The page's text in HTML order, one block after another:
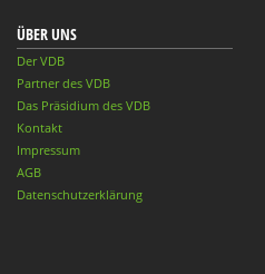
ÜBER UNS
Der VDB
Partner des VDB
Das Präsidium des VDB
Kontakt
Impressum
AGB
Datenschutzerklärung